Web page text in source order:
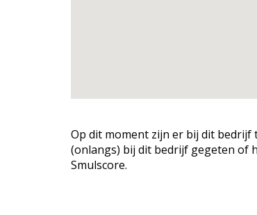
Op dit moment zijn er bij dit bedrijf
(onlangs) bij dit bedrijf gegeten of
Smulscore.